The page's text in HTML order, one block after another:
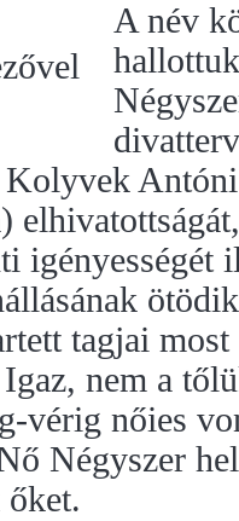
A név
Kolyvek
igényességét
tagjai
nem a
vérig nőies
Négyszer